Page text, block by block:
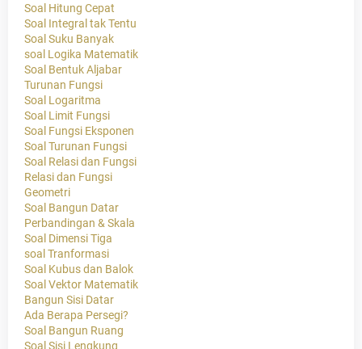
Soal Hitung Cepat
Soal Integral tak Tentu
Soal Suku Banyak
soal Logika Matematik
Soal Bentuk Aljabar
Turunan Fungsi
Soal Logaritma
Soal Limit Fungsi
Soal Fungsi Eksponen
Soal Turunan Fungsi
Soal Relasi dan Fungsi
Relasi dan Fungsi
Geometri
Soal Bangun Datar
Perbandingan & Skala
Soal Dimensi Tiga
soal Tranformasi
Soal Kubus dan Balok
Soal Vektor Matematik
Bangun Sisi Datar
Ada Berapa Persegi?
Soal Bangun Ruang
Soal Sisi Lengkung